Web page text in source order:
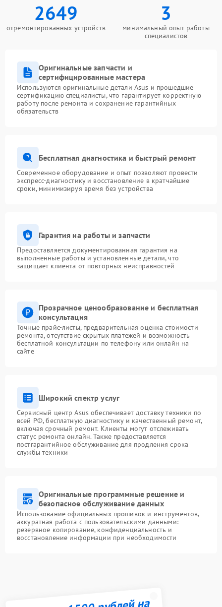
2649
отремонтированных устройств
3
минимальный опыт работы
специалистов
Оригинальные запчасти и
сертифицированные мастера
Используются оригинальные детали Asus и прошедшие
сертификацию специалисты, что гарантирует корректную
работу после ремонта и сохранение гарантийных
обязательств
Бесплатная диагностика и быстрый ремонт
Современное оборудование и опыт позволяют провести
экспресс-диагностику и восстановление в кратчайшие
сроки, минимизируя время без устройства
Гарантия на работы и запчасти
Предоставляется документированная гарантия на
выполненные работы и установленные детали, что
защищает клиента от повторных неисправностей
Прозрачное ценообразование и бесплатная
консультация
Точные прайс-листы, предварительная оценка стоимости
ремонта, отсутствие скрытых платежей и возможность
бесплатной консультации по телефону или онлайн на
сайте
Широкий спектр услуг
Сервисный центр Asus обеспечивает доставку техники по
всей РФ, бесплатную диагностику и качественный ремонт,
включая срочный ремонт. Клиенты могут отслеживать
статус ремонта онлайн. Также предоставляется
постгарантийное обслуживание для продления срока
службы техники
Оригинальные программные решение и
безопасное обслуживание данных
Использование официальных прошивок и инструментов,
аккуратная работа с пользовательскими данными:
резервное копирование, конфиденциальность и
восстановление информации при необходимости